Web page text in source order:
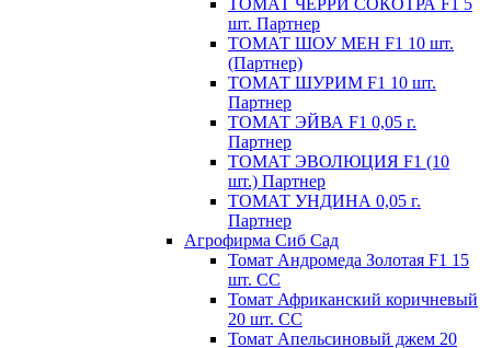
ТОМАТ ЧЕРРИ СОКОТРА F1 5
шт. Партнер
ТОМАТ ШОУ МЕН F1 10 шт.
(Партнер)
ТОМАТ ШУРИМ F1 10 шт.
Партнер
ТОМАТ ЭЙВА F1 0,05 г.
Партнер
ТОМАТ ЭВОЛЮЦИЯ F1 (10
шт.) Партнер
ТОМАТ УНДИНА 0,05 г.
Партнер
Агрофирма Сиб Сад
Томат Андромеда Золотая F1 15
шт. СС
Томат Африканский коричневый
20 шт. СС
Томат Апельсиновый джем 20